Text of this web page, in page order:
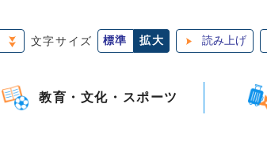
文字サイズ 標準 拡大 読み上げ
教育・文化・スポーツ